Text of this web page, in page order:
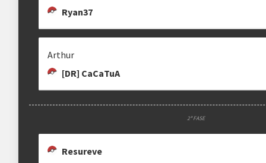
Ryan37
Arthur
[DR] CaCaTuA
2ª FASE
Resureve